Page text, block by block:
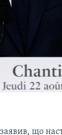
заявив, що